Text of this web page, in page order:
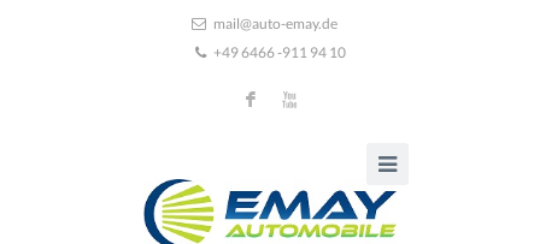
mail@auto-emay.de
+49 6466 -911 94 10
F X